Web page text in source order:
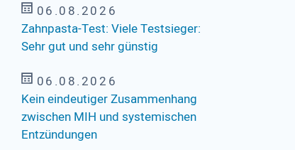
06.08.2026
Zahnpasta-Test: Viele Testsieger:
Sehr gut und sehr günstig
06.08.2026
Kein eindeutiger Zusammenhang
zwischen MIH und systemischen
Entzündungen